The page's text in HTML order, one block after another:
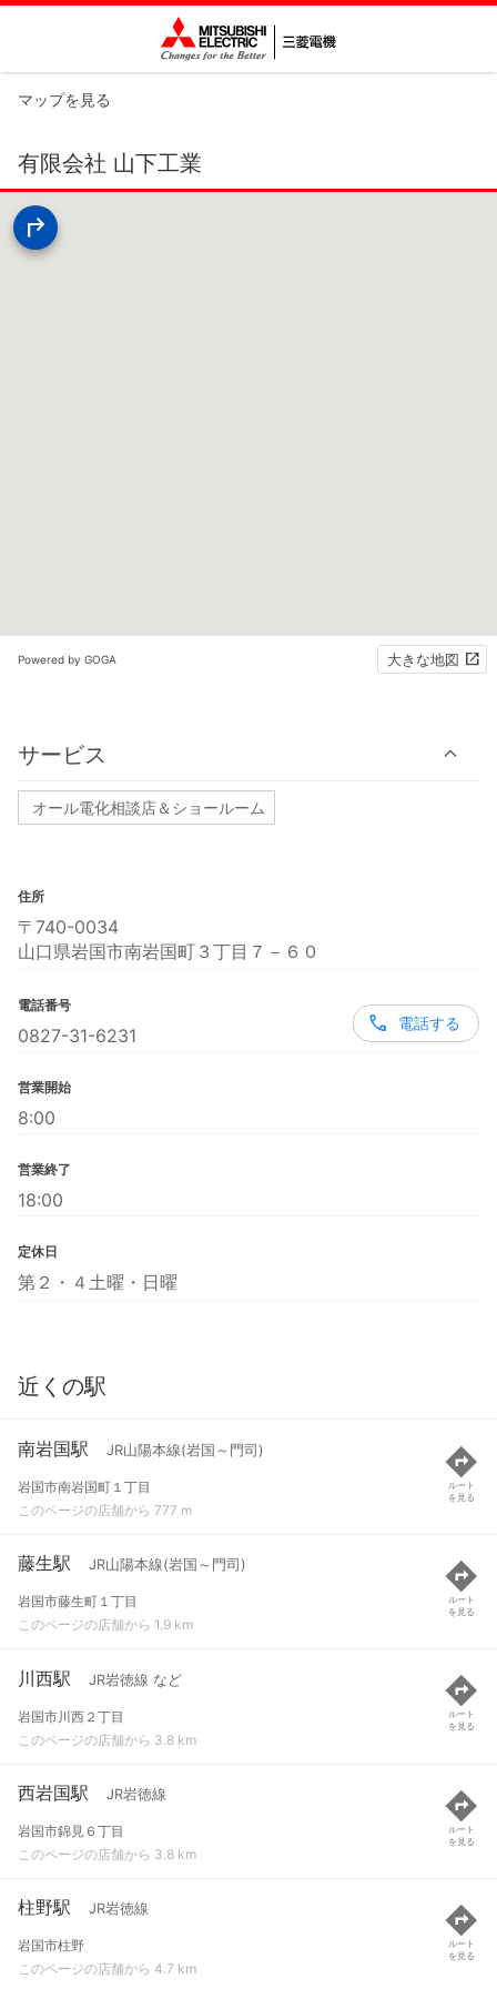
マップを見る
有限会社 山下工業
Powered by GOGA 大きな地図
サービス
オール電化相談店＆ショールーム
住所
〒740-0034
山口県岩国市南岩国町３丁目７－６０
電話番号
0827-31-6231
電話する
営業開始
8:00
営業終了
18:00
定休日
第２・４土曜・日曜
近くの駅
南岩国駅 JR山陽本線(岩国～門司)
岩国市南岩国町１丁目
このページの店舗から 777 m
ルート
を見る
藤生駅 JR山陽本線(岩国～門司)
岩国市藤生町１丁目
このページの店舗から 1.9 km
ルート
を見る
川西駅 JR岩徳線 など
岩国市川西２丁目
このページの店舗から 3.8 km
ルート
を見る
西岩国駅 JR岩徳線
岩国市錦見６丁目
このページの店舗から 3.8 km
ルート
を見る
柱野駅 JR岩徳線
岩国市柱野
このページの店舗から 4.7 km
ルート
を見る